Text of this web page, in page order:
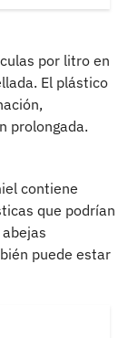
por litro en
El plástico
prolongada.
contiene
que podrían
puede estar